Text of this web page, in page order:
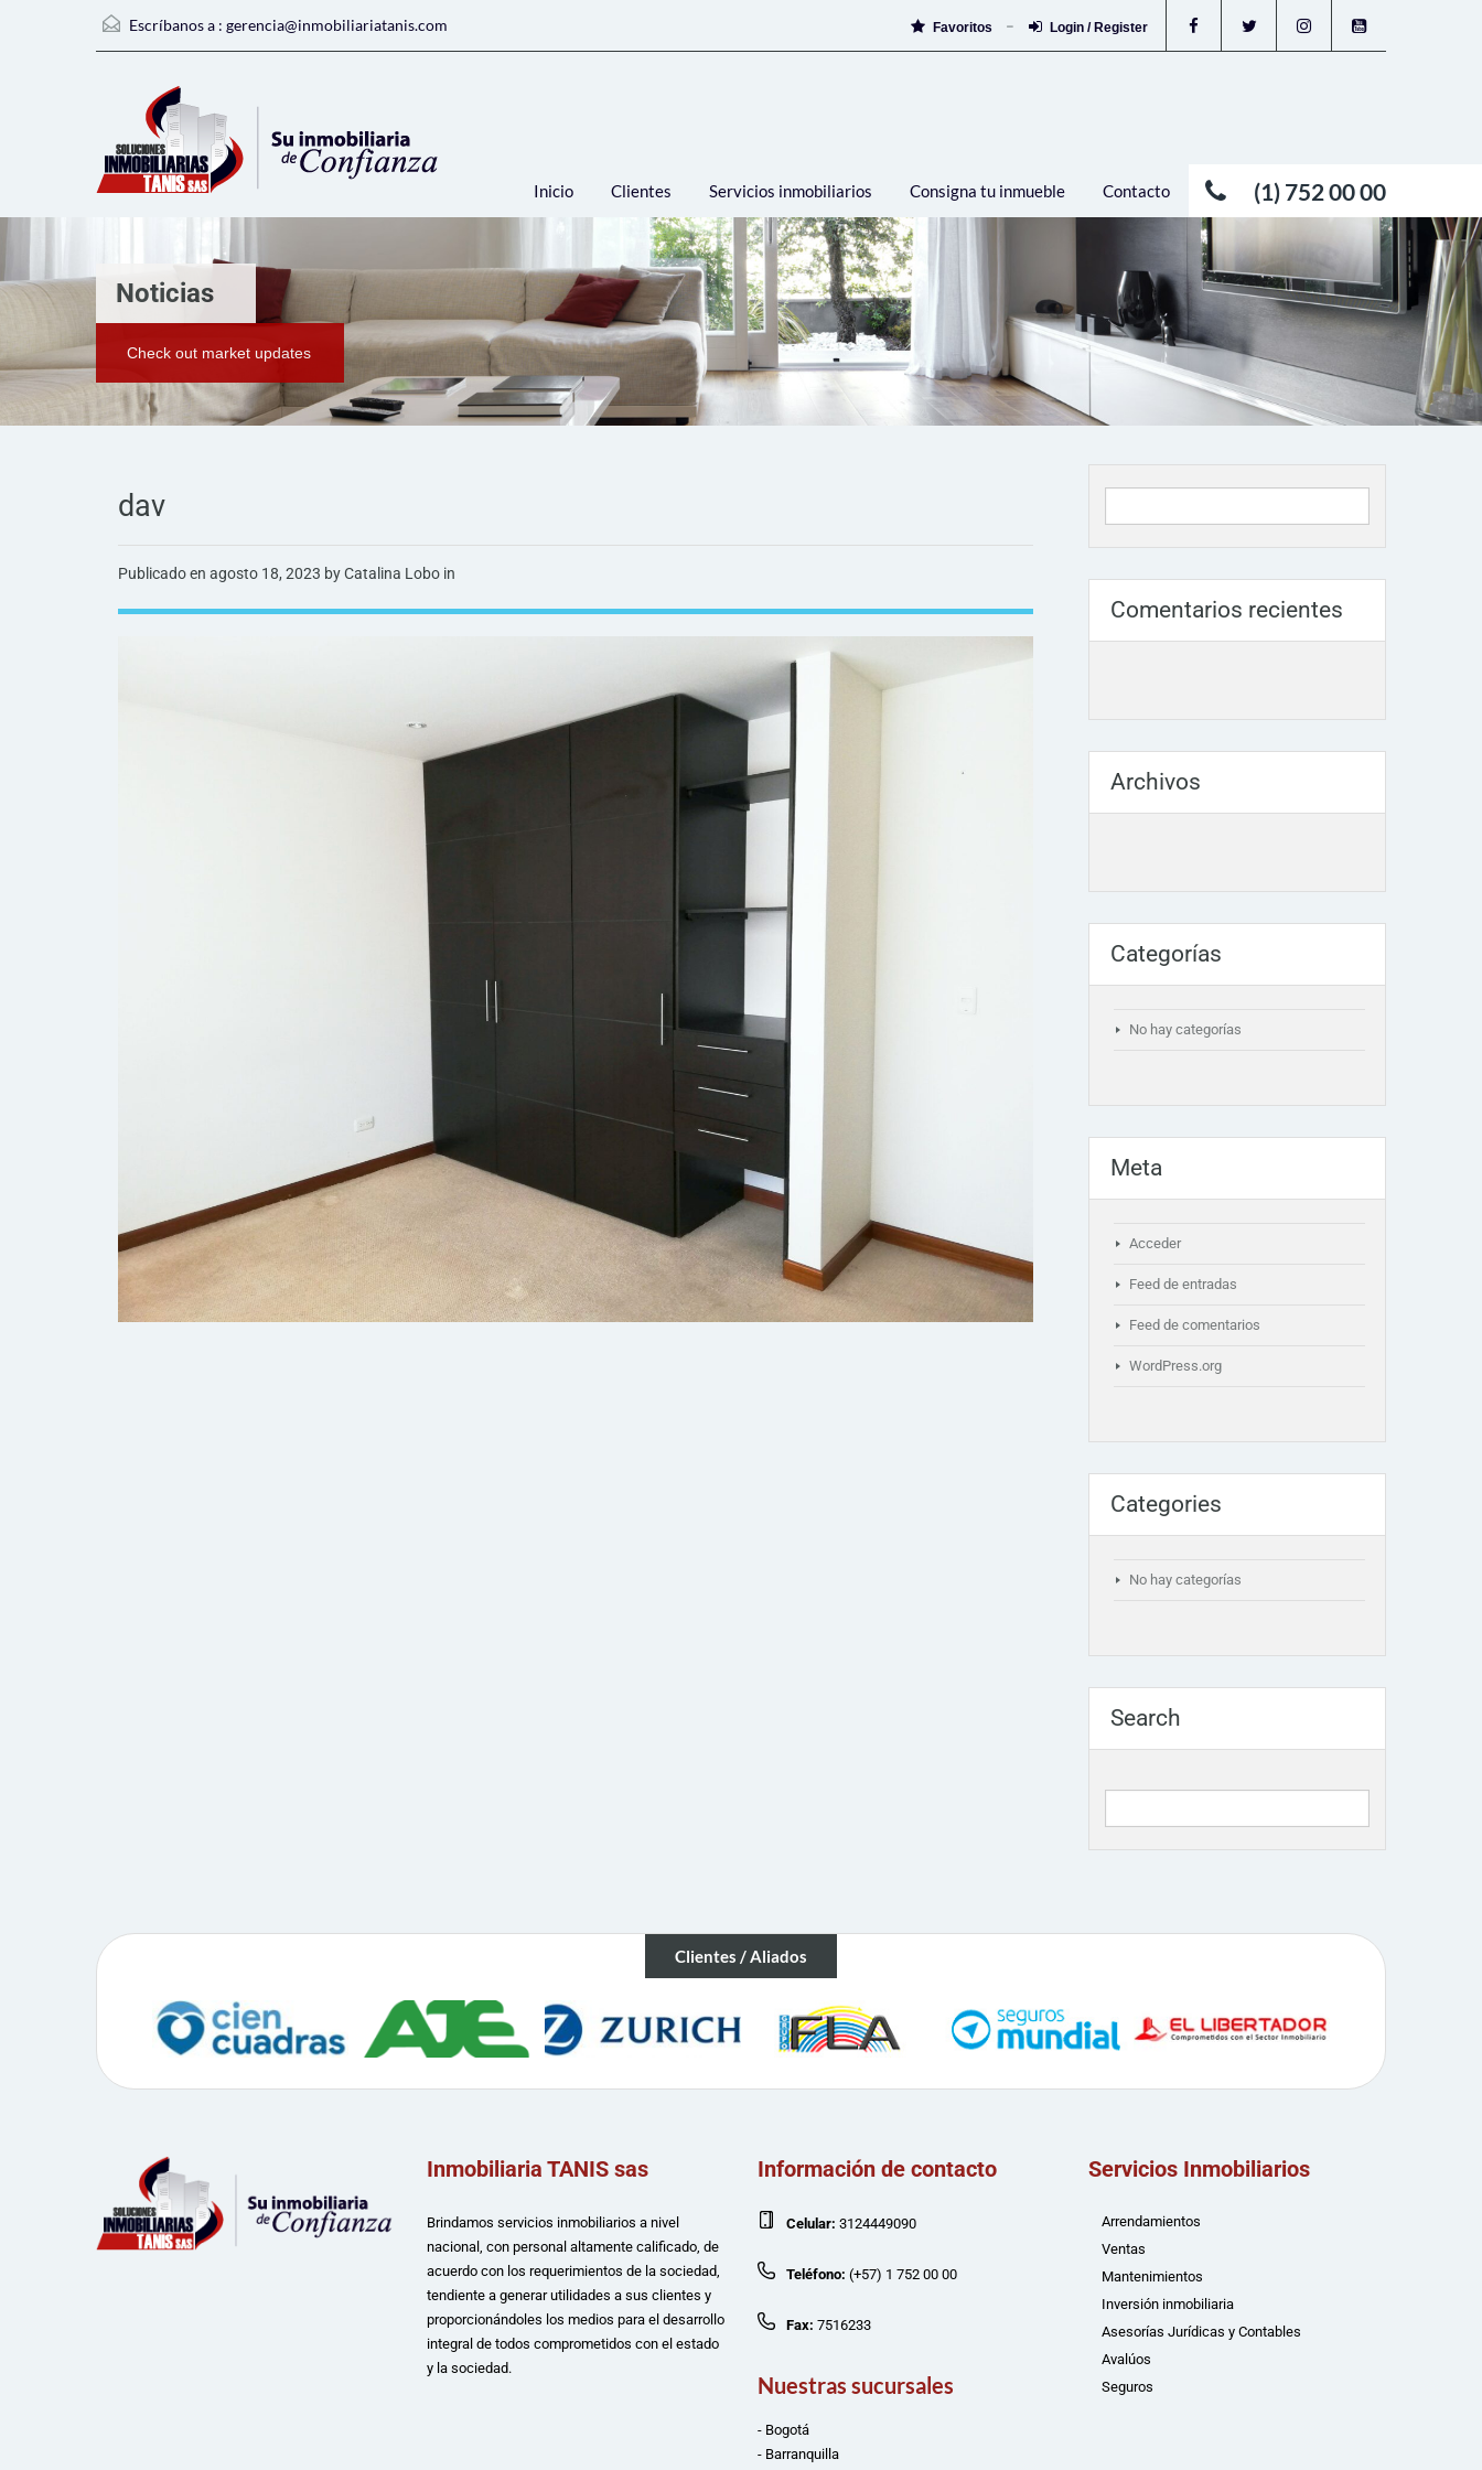
Escríbanos a : gerencia@inmobiliariatanis.com Favoritos Login / Register
(1) 752 00 00
Inicio Clientes Servicios inmobiliarios Consigna tu inmueble Contacto
Noticias
Check out market updates
dav
Publicado en agosto 18, 2023 by Catalina Lobo in
Comentarios recientes
Archivos
Categorías
No hay categorías
Meta
Acceder
Feed de entradas
Feed de comentarios
WordPress.org
Categories
No hay categorías
Search
Clientes / Aliados
Inmobiliaria TANIS sas
Brindamos servicios inmobiliarios a nivel
nacional, con personal altamente calificado, de
acuerdo con los requerimientos de la sociedad,
tendiente a generar utilidades a sus clientes y
proporcionándoles los medios para el desarrollo
integral de todos comprometidos con el estado
y la sociedad.
Información de contacto
Celular: 3124449090
Teléfono: (+57) 1 752 00 00
Fax: 7516233
Nuestras sucursales
- Bogotá
- Barranquilla
Servicios Inmobiliarios
Arrendamientos
Ventas
Mantenimientos
Inversión inmobiliaria
Asesorías Jurídicas y Contables
Avalúos
Seguros